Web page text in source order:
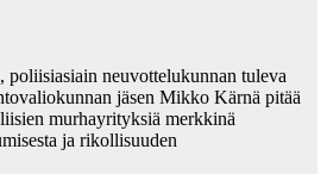
poliisiasiain neuvottelukunnan tuleva
jäsen Mikko Kärnä pitää
murhayrityksiä merkkinä
ja rikollisuuden